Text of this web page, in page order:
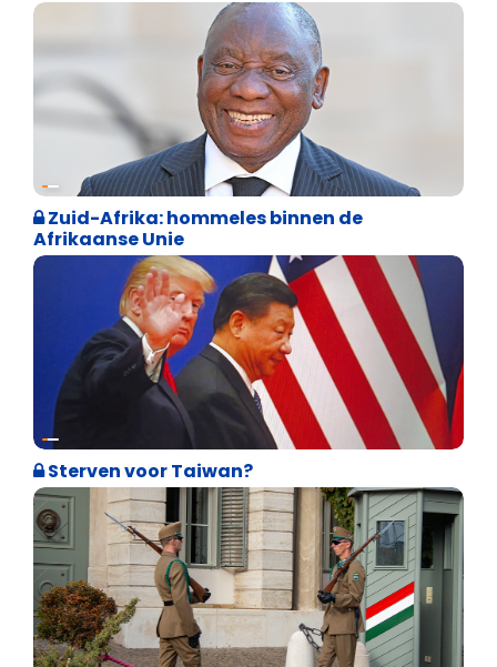
Weekblad 't Pallieterke
Zuid-Afrika: hommeles binnen de
Afrikaanse Unie
Weekblad 't Pallieterke
Sterven voor Taiwan?